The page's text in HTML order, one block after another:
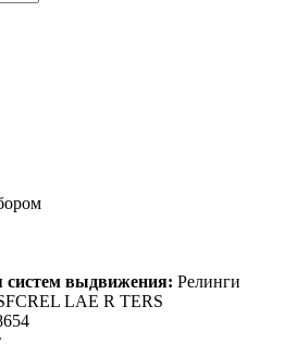
выдвижения: Релинги
LAE R TERS